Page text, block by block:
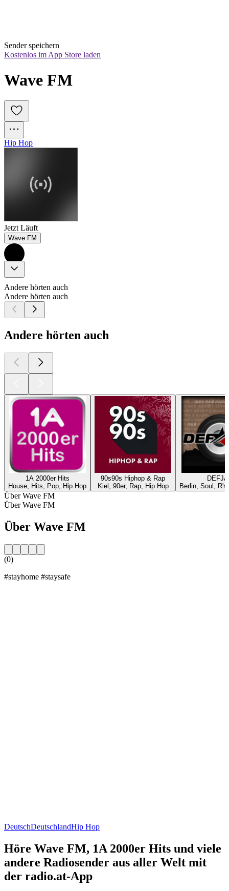
Sender speichern
Kostenlos im App Store laden
Wave FM
Hip Hop
Jetzt Läuft
Wave FM
Andere hörten auch
Andere hörten auch
Andere hörten auch
1A 2000er Hits
House, Hits, Pop, Hip Hop
90s90s Hiphop & Rap
Kiel, 90er, Rap, Hip Hop
Berlin, Soul,
Über Wave FM
Über Wave FM
Über Wave FM
(0)
#stayhome #staysafe
DeutschDeutschlandHip Hop
Höre Wave FM, 1A 2000er Hits und viele
andere Radiosender aus aller Welt mit
der radio.at-App